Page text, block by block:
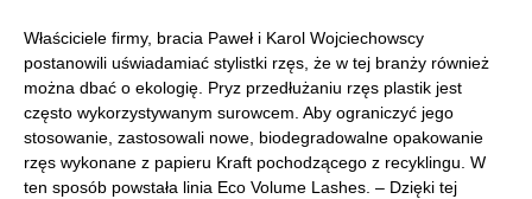
Właściciele firmy, bracia Paweł i Karol Wojciechowscy
postanowili uświadamiać stylistki rzęs, że w tej branży również
można dbać o ekologię. Pryz przedłużaniu rzęs plastik jest
często wykorzystywanym surowcem. Aby ograniczyć jego
stosowanie, zastosowali nowe, biodegradowalne opakowanie
rzęs wykonane z papieru Kraft pochodzącego z recyklingu. W
ten sposób powstała linia Eco Volume Lashes. – Dzięki tej